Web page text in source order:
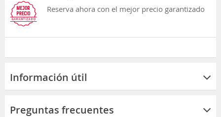
Reserva ahora con el mejor precio garantizado
Información útil
Preguntas frecuentes